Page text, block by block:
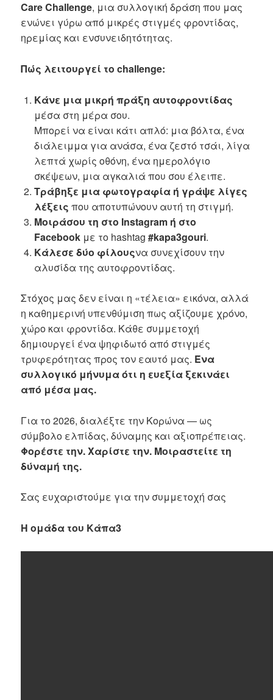
CareChallenge, μια συλλογική δράση που μας
ενώνει γύρω από μικρές στιγμές φροντίδας,
ηρεμίας και ενσυνειδητότητας.
Πώς λειτουργεί το challenge:
Κάνε μια μικρή πράξη αυτοφροντίδας
μέσα στη μέρα σου.
Μπορεί να είναι κάτι απλό: μια βόλτα, ένα
διάλειμμα για ανάσα, ένα ζεστό τσάι, λίγα
λεπτά χωρίς οθόνη, ένα ημερολόγιο
σκέψεων, μια αγκαλιά που σου έλειπε.
Τράβηξε μια φωτογραφία ή γράψε λίγες
λέξεις που αποτυπώνουν αυτή τη στιγμή.
Μοιράσου τη στο Instagram ή στο
Facebookμε το hashtag #kapa3gouri.
Κάλεσε δύο φίλουςνα συνεχίσουν την
αλυσίδα της αυτοφροντίδας.
Στόχος μας δεν είναι η «τέλεια» εικόνα, αλλά
η καθημερινή υπενθύμιση πως αξίζουμε χρόνο,
χώρο και φροντίδα. Κάθε συμμετοχή
δημιουργεί ένα ψηφιδωτό από στιγμές
τρυφερότητας προς τον εαυτό μας. Ένα
συλλογικό μήνυμα ότι η ευεξία ξεκινάει
από μέσα μας.
Για το 2026, διαλέξτε την Κορώνα — ως
σύμβολο ελπίδας, δύναμης και αξιοπρέπειας.
Φορέστε την. Χαρίστε την. Μοιραστείτε τη
δύναμή της.
Σας ευχαριστούμε για την συμμετοχή σας
Η ομάδα του Κάπα3